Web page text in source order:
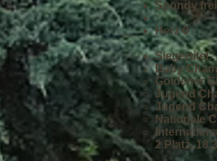
Spondy frei
Herz 0
Siegertitel:
Baby
Goldener
Jugend
Jugend
Nationale